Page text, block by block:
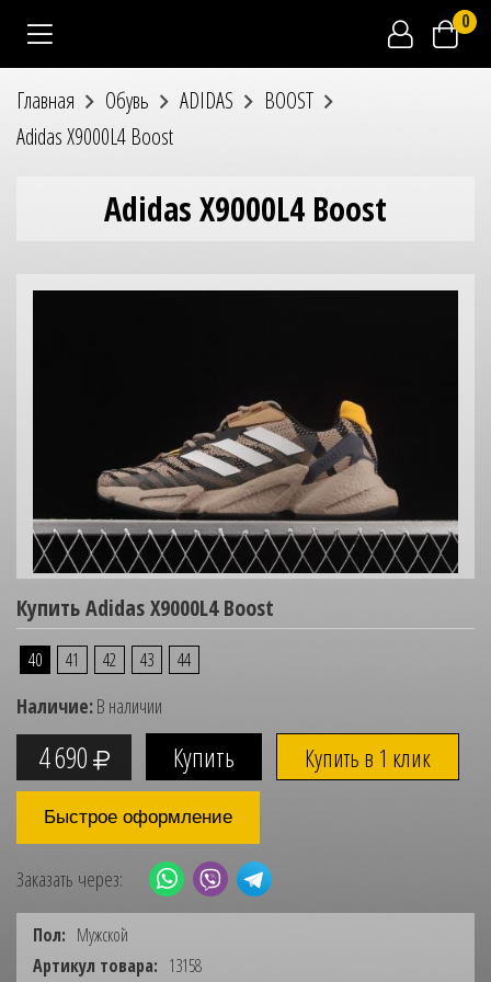
0
Главная Обувь ADIDAS
BOOST
Adidas X9000L4 Boost
Adidas X9000L4 Boost
Купить Adidas X9000L4 Boost
40 41 42 43 44
Наличие:В наличии
4 690 Купить в 1 клик
Быстрое оформление
Заказать через:
Пол: Мужской
Артикул товара: 13158